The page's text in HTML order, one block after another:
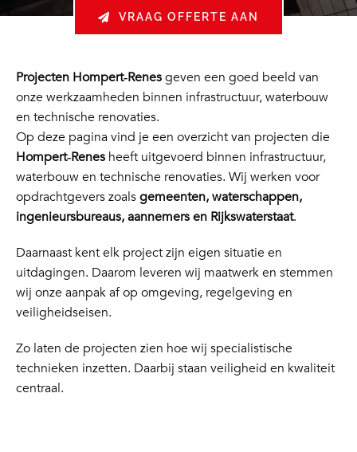
VRAAG OFFERTE AAN
Projecten Hompert‑Renesgeven een goed beeld van
onze werkzaamheden binnen infrastructuur, waterbouw
en technische renovaties.
Op deze pagina vind je een overzicht van projecten die
Hompert‑Renesheeft uitgevoerd binnen infrastructuur,
waterbouw en technische renovaties. Wij werken voor
opdrachtgevers zoalsgemeenten, waterschappen,
ingenieursbureaus, aannemers en Rijkswaterstaat.
Daarnaast kent elk project zijn eigen situatie en
uitdagingen. Daarom leveren wij maatwerk en stemmen
wij onze aanpak af op omgeving, regelgeving en
veiligheidseisen.
Zo laten de projecten zien hoe wij specialistische
technieken inzetten. Daarbij staan veiligheid en kwaliteit
centraal.